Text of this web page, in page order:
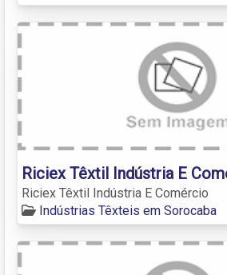
Riciex Têxtil Indústria E
Riciex Têxtil Indústria E Comércio
Indústrias Têxteis em Sorocaba